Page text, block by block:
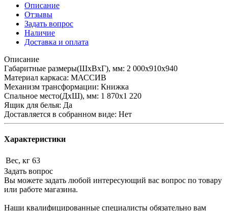
Описание
Отзывы
Задать вопрос
Наличие
Доставка и оплата
Описание
Габаритные размеры(ШхВхГ), мм: 2 000х910х940
Материал каркаса: МАССИВ
Механизм трансформации: Книжка
Спальное место(ДхШ), мм: 1 870х1 220
Ящик для белья: Да
Доставляется в собранном виде: Нет
Характеристики
Вес, кг 63
Задать вопрос
Вы можете задать любой интересующий вас вопрос по товару
или работе магазина.
Наши квалифицированные специалисты обязательно вам